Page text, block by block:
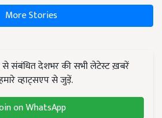
More Stories
से संबंधित देशभर की सभी लेटेस्ट ख़बरें
व्हाट्सएप से जुड़ें.
on WhatsApp